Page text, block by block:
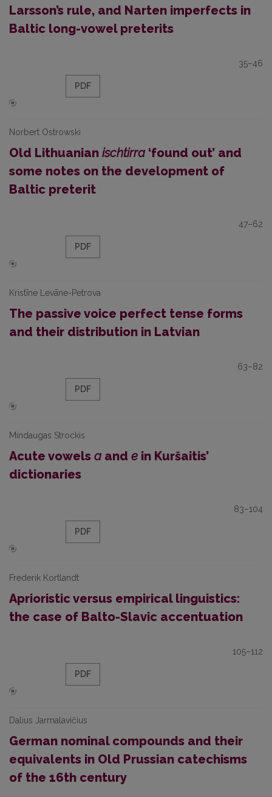
Larsson’s rule, and Narten imperfects in
Baltic long-vowel preterits
35–46
PDF
Norbert Ostrowski
Old Lithuanian ischtirra ‘found out’ and
some notes on the development of
Baltic preterit
47–62
PDF
Kristīne Levāne-Petrova
The passive voice perfect tense forms
and their distribution in Latvian
63–82
PDF
Mindaugas Strockis
Acute vowels a and e in Kuršaitis’
dictionaries
83–104
PDF
Frederik Kortlandt
Aprioristic versus empirical linguistics:
the case of Balto-Slavic accentuation
105–112
PDF
Dalius Jarmalavičius
German nominal compounds and their
equivalents in Old Prussian catechisms
of the 16th century